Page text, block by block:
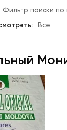
Фильтр поиски по